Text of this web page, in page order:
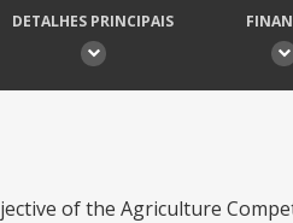
DETALHES PRINCIPAIS
of the Agriculture